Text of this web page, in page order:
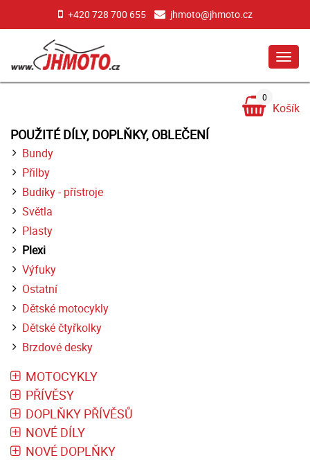
+420 728 700 655 jhmoto@jhmoto.cz
Košík
0
POUŽITÉ DÍLY, DOPLŇKY, OBLEČENÍ
Bundy
Přilby
Budíky - přístroje
Světla
Plasty
Plexi
Výfuky
Ostatní
Dětské motocykly
Dětské čtyřkolky
Brzdové desky
MOTOCYKLY
PŘÍVĚSY
DOPLŇKY PŘÍVĚSŮ
NOVÉ DÍLY
NOVÉ DOPLŇKY